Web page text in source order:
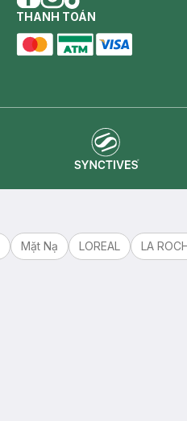
facebook
instagram
tiktok
THANH TOÁN
Mặt Nạ LOREAL LA